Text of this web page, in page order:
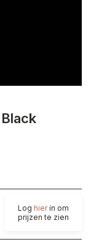
Log hierin om
prijzen te zien